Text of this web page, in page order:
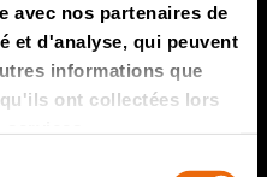
nos partenaires de
et d'analyse, qui peuvent
informations que
ont collectées lors